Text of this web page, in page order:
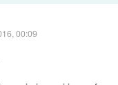
00:09